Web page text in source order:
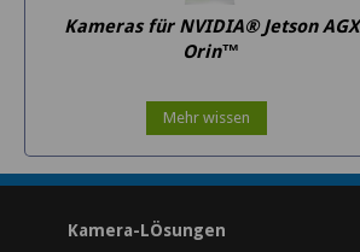
Kameras für NVIDIA® Jetson AGX
Orin™
Mehr wissen
Kamera-LÖsungen